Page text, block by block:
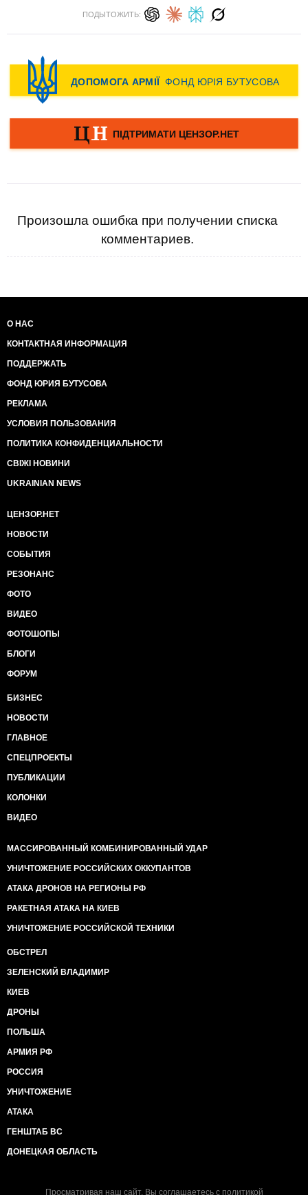
ПОДЫТОЖИТЬ:
Произошла ошибка при получении списка
комментариев.
О НАС
КОНТАКТНАЯ ИНФОРМАЦИЯ
ПОДДЕРЖАТЬ
ФОНД ЮРИЯ БУТУСОВА
РЕКЛАМА
УСЛОВИЯ ПОЛЬЗОВАНИЯ
ПОЛИТИКА КОНФИДЕНЦИАЛЬНОСТИ
СВІЖІ НОВИНИ
UKRAINIAN NEWS
ЦЕНЗОР.НЕТ
НОВОСТИ
СОБЫТИЯ
РЕЗОНАНС
ФОТО
ВИДЕО
ФОТОШОПЫ
БЛОГИ
ФОРУМ
БИЗНЕС
НОВОСТИ
ГЛАВНОЕ
СПЕЦПРОЕКТЫ
ПУБЛИКАЦИИ
КОЛОНКИ
ВИДЕО
МАССИРОВАННЫЙ КОМБИНИРОВАННЫЙ УДАР
УНИЧТОЖЕНИЕ РОССИЙСКИХ ОККУПАНТОВ
АТАКА ДРОНОВ НА РЕГИОНЫ РФ
РАКЕТНАЯ АТАКА НА КИЕВ
УНИЧТОЖЕНИЕ РОССИЙСКОЙ ТЕХНИКИ
ОБСТРЕЛ
ЗЕЛЕНСКИЙ ВЛАДИМИР
КИЕВ
ДРОНЫ
ПОЛЬША
АРМИЯ РФ
РОССИЯ
УНИЧТОЖЕНИЕ
АТАКА
ГЕНШТАБ ВС
ДОНЕЦКАЯ ОБЛАСТЬ
Просматривая наш сайт, Вы соглашаетесь с политикой